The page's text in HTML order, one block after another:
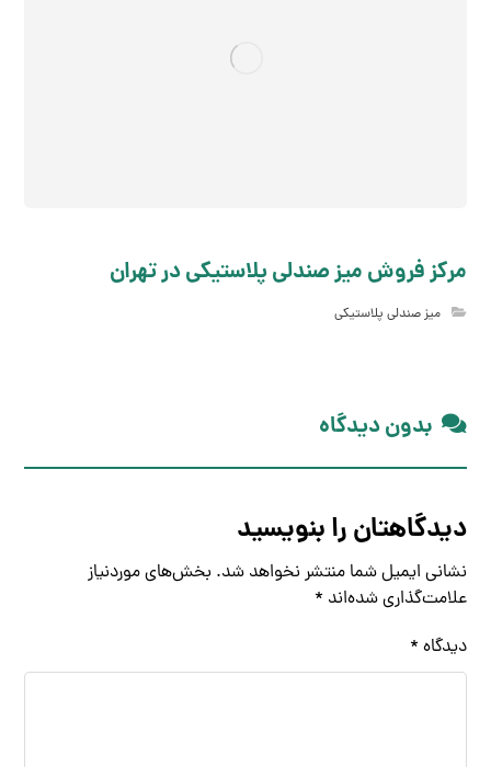
مرکز فروش میز صندلي پلاستیکي در تهران
میز صندلی پلاستیکی
بدون دیدگاه
دیدگاهتان را بنویسید
نشانی ایمیل شما منتشر نخواهد شد. بخش‌های موردنیاز
علامت‌گذاری شده‌اند *
دیدگاه *